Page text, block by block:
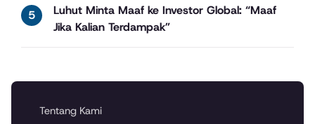
Luhut Minta Maaf ke Investor Global: “Maaf
Jika Kalian Terdampak”
Tentang Kami